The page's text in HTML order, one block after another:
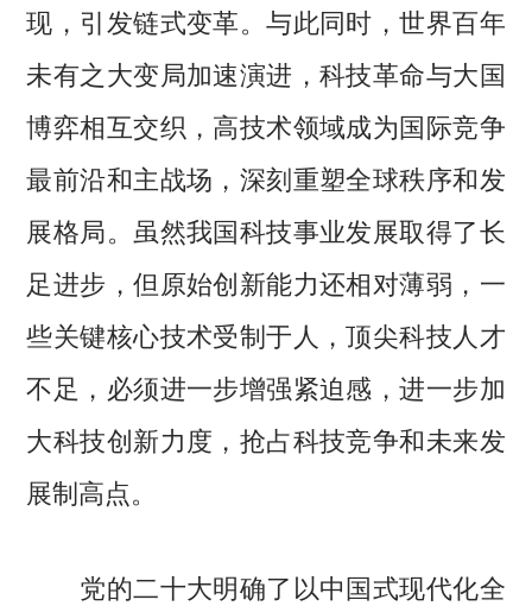
现，引发链式变革。与此同时，世界百年
未有之大变局加速演进，科技革命与大国
博弈相互交织，高技术领域成为国际竞争
最前沿和主战场，深刻重塑全球秩序和发
展格局。虽然我国科技事业发展取得了长
足进步，但原始创新能力还相对薄弱，一
些关键核心技术受制于人，顶尖科技人才
不足，必须进一步增强紧迫感，进一步加
大科技创新力度，抢占科技竞争和未来发
展制高点。
党的二十大明确了以中国式现代化全